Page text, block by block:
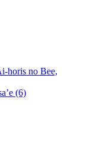
horis no Bee,
(6)